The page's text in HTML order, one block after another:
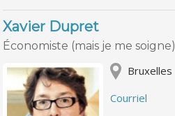
Xavier Dupret
Économiste (mais je me soigne)
Bruxelles
Courriel